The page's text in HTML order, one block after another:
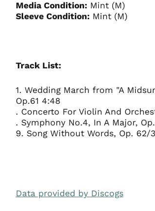
Media Condition:Mint (M)
Sleeve Condition:Mint (M)
Track List:
1. Wedding March from "A
Op.61 4:48
. Concerto For Violin And
. Symphony No.4, In A Major,
9. Song Without Words, Op. 62/
Data provided by Discogs